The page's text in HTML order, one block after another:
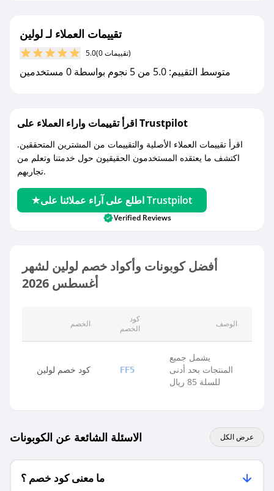
مع صحصح، تسوق بذكاء ووفّر على كل مشترياتك مع
تقييمات العملاء لـ لولين
5.0 (0 تقييمات)
متوسط التقييم: 5.0 من 5 نجوم بواسطة 0 مستخدمين
اقرأ تقييمات واراء العملاء على Trustpilot
اقرأ تقييمات العملاء الأصلية والتقييمات من المشترين المتحققين.
اكتشف ما يعتقده المستخدمون الحقيقيون حول خدمتنا وتعلم من
تجاربهم.
اطلع على آراء عملائنا على Trustpilot
Verified Reviews
أفضل كوبونات وأكواد خصم لولين لشهر
أغسطس 2026
الخصم
كود
الخصم
الوصف
كود خصم لولين FF5
يشمل جميع
المنتجات بحد أدنى
للسلة 85 ريال
الاسئلة الشائعة عن الكوبونات عرض الكل
ما معنى كود خصم ؟